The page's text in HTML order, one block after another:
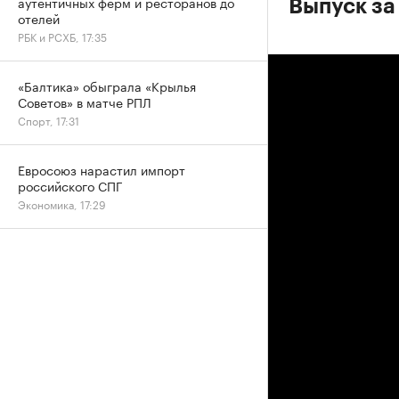
Выпуск
отелей
РБК и РСХБ, 17:35
«Балтика» обыграла «Крылья
Советов» в матче РПЛ
Спорт, 17:31
Евросоюз нарастил импорт
российского СПГ
Экономика, 17:29